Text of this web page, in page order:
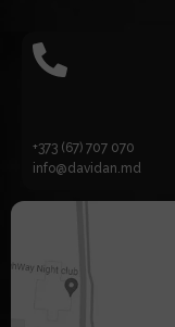
+373 (67) 707 070
info@davidan.md